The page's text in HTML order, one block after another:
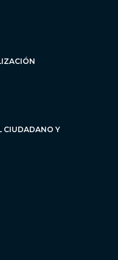
CIUDADANO Y